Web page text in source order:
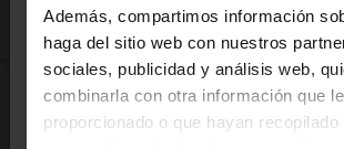
Además, compartimos información
haga del sitio web con nuestros
sociales, publicidad y análisis web,
combinarla con otra información que
proporcionado o que hayan recopilado
Estás accediendo a la web de
ir a la web de United States?